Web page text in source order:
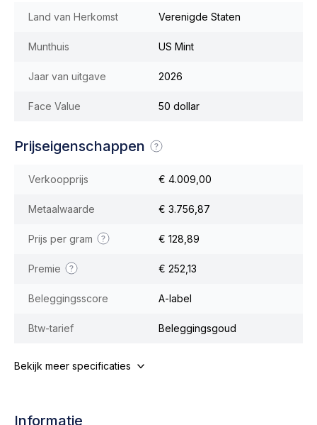
Land van Herkomst Verenigde Staten
Munthuis US Mint
Jaar van uitgave 2026
Face Value 50 dollar
Prijseigenschappen
Verkoopprijs € 4.009,00
Metaalwaarde € 3.756,87
Prijs per gram € 128,89
Premie € 252,13
Beleggingsscore A-label
Btw-tarief Beleggingsgoud
Bekijk meer specificaties
Informatie